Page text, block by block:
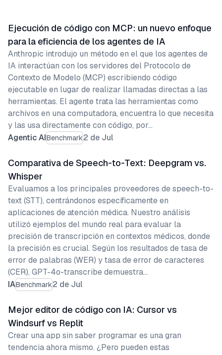
Agentic AIBenchmark2 de Jul
Ejecución de código con MCP: un nuevo enfoque
para la eficiencia de los agentes de IA
Anthropic introdujo un método en el que los agentes de
IA interactúan con los servidores del Protocolo de
Contexto de Modelo (MCP) escribiendo código
ejecutable en lugar de realizar llamadas directas a las
herramientas. El agente trata las herramientas como
archivos en una computadora, encuentra lo que necesita
y las usa directamente con código, por…
IABenchmark2 de Jul
Comparativa de Speech-to-Text: Deepgram vs.
Whisper
Evaluamos a los principales proveedores de speech-to-
text (STT), centrándonos específicamente en
aplicaciones de atención médica. Nuestro análisis
utilizó ejemplos del mundo real para evaluar la
precisión de transcripción en contextos médicos, donde
la precisión es crucial. Según los resultados de tasa de
error de palabras (WER) y tasa de error de caracteres
(CER), GPT-4o-transcribe demuestra…
Mejor editor de código con IA: Cursor vs
Windsurf vs Replit
Crear una app sin saber programar es una gran
tendencia ahora mismo. ¿Pero pueden estas